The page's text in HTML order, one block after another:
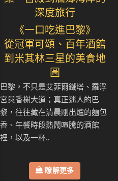
深度旅行
《一口吃進巴黎》
從冠軍可頌、百年酒館
到米其林三星的美食地
圖
巴黎，不只是艾菲爾鐵塔、羅浮
宮與香榭大道；真正迷人的巴
黎，往往藏在清晨剛出爐的麵包
香、午餐時段熱鬧喧騰的酒館
裡，以及一杯..
瞭解更多